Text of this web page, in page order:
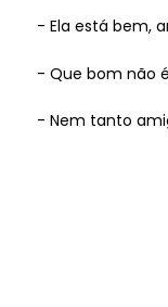
- Ela está bem,
- Que bom não
- Nem tanto